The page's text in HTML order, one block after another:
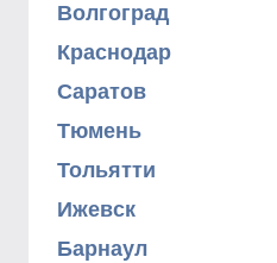
Волгоград
Краснодар
Саратов
Тюмень
Тольятти
Ижевск
Барнаул